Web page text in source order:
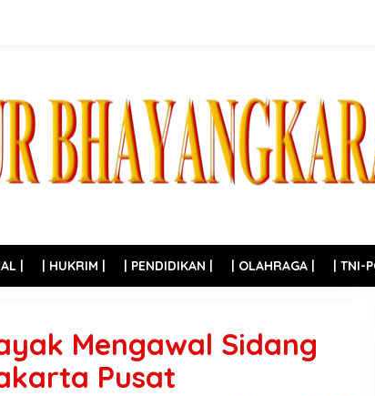
| | HUKRIM | | PENDIDIKAN | | OLAHRAGA | | TNI-
Mengawal Sidang
Pusat